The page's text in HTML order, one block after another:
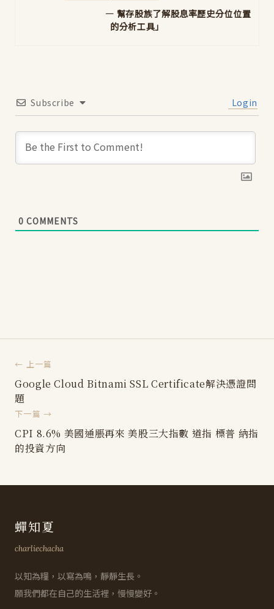
— 幫存股族了解股息率歷史分位位置
的分析工具」
Subscribe Login
0 COMMENTS
← 上一篇
Google Cloud Bitnami SSL Certificate解決憑證問
題
下一篇 →
CPI 8.6% 美國通脹再來 美股三大指數 道指 標普 納指
的投資方向
蟬知夏
charliechacha
以知為糧，以寫為鳴，靜靜生長。
願我們都在自己的生活裡，慢慢變好。